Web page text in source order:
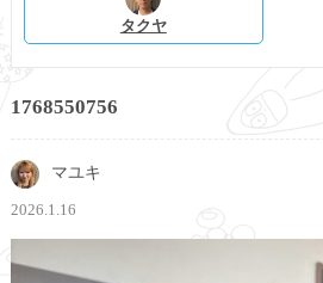
タクヤ
1768550756
マユキ
2026.1.16